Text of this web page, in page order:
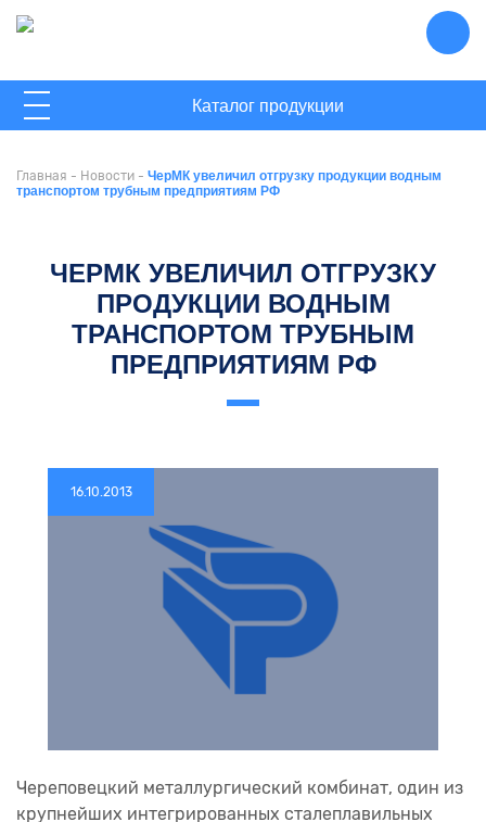
ГЛАВНАЯ
НОВОСТИ
Каталог продукции
Главная - Новости - ЧерМК увеличил отгрузку продукции водным
транспортом трубным предприятиям РФ
ЧЕРМК УВЕЛИЧИЛ ОТГРУЗКУ
ПРОДУКЦИИ ВОДНЫМ
ТРАНСПОРТОМ ТРУБНЫМ
ПРЕДПРИЯТИЯМ РФ
16.10.2013
Череповецкий металлургический комбинат, один из
крупнейших интегрированных сталеплавильных